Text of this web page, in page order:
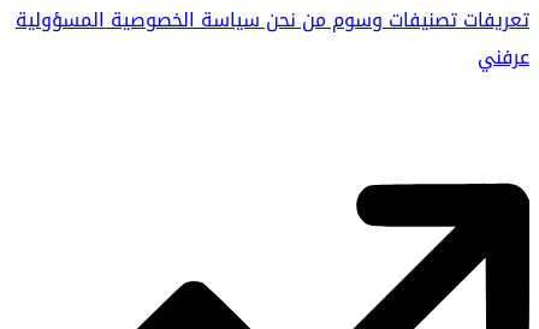
تعريفاتتصنيفاتوسوممن نحنسياسة الخصوصيةالمسؤولية
عرفني